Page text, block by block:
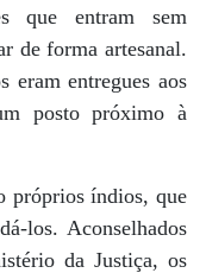
que entram sem
de forma artesanal.
eram entregues aos
posto próximo à
próprios índios, que
los. Aconselhados
da Justiça, os